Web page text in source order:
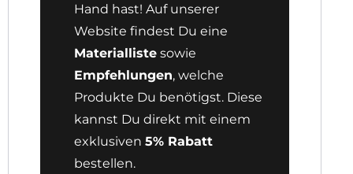
Hand hast! Auf unserer
Website findest Du eine
Materialliste sowie
Empfehlungen, welche
Produkte Du benötigst. Diese
kannst Du direkt mit einem
exklusiven 5% Rabatt
bestellen.